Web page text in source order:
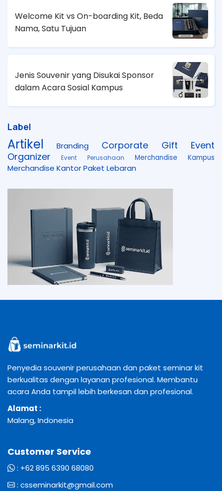
Welcome Kit vs On-boarding Kit, Beda
Nama, Satu Tujuan
Jenis Souvenir yang Disukai Sponsor
dalam Acara Sosial Kampus
Label
Artikel Branding Corporate Gift
Event
Organizer
Event Perusahaan Merchandise Kampus
Merchandise KantorPaket Lebaran
Penyedia souvenir perusahaan dan paket seminar kit
berkualitas dengan layanan profesional. Membantu
acara Anda tampil lebih berkesan dan profesional.
Alamat :
Malang, Indonesia
Customer Service
: +62 895 6390 68080
: csseminarkit@gmail.com